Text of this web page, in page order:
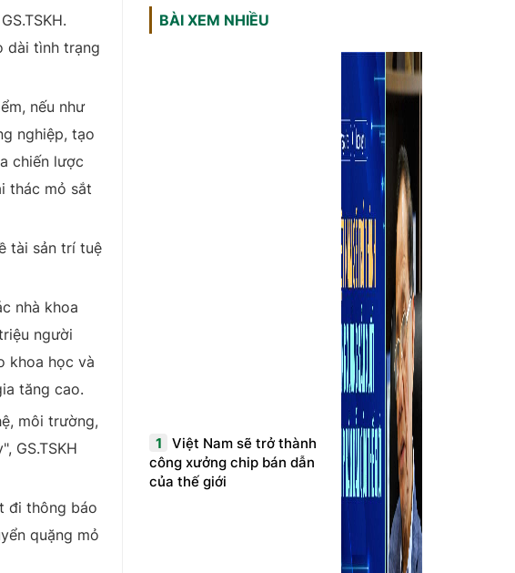
dài tình trạng
nếu như
nghiệp, tạo
chiến lược
thác mỏ sắt
tài sản trí tuệ
nhà khoa
người
khoa học và
tăng cao.
môi trường,
GS.TSKH
đi thông báo
quặng mỏ
BÀI XEM NHIỀU
1
Việt Nam sẽ trở thành
công xưởng chip bán dẫn
của thế giới